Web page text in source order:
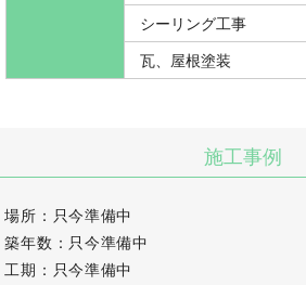
シーリング工事
瓦、屋根塗装
施工事例
場所：只今準備中
築年数：只今準備中
工期：只今準備中